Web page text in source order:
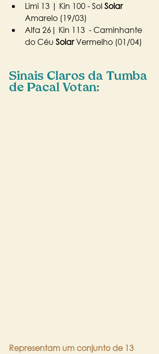
Limi 13 | Kin 100 - Sol Solar
Amarelo (19/03)
Alfa 26| Kin 113  - Caminhante
do Céu Solar Vermelho (01/04)
Sinais Claros da Tumba
de Pacal Votan:
Representam um conjunto de 13